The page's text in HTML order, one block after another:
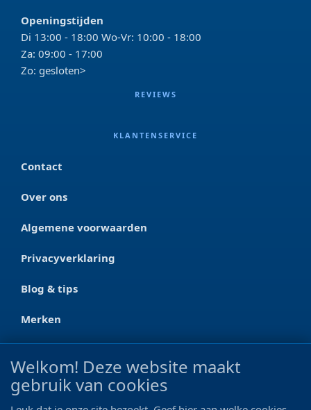
Openingstijden
Di 13:00 - 18:00 Wo-Vr: 10:00 - 18:00
Za: 09:00 - 17:00
Zo: gesloten>
REVIEWS
KLANTENSERVICE
Contact
Over ons
Algemene voorwaarden
Privacyverklaring
Blog & tips
Merken
CONTACT
Ootmarsumseweg 125a
Welkom! Deze website maakt
gebruik van cookies